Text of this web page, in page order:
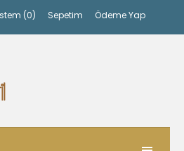
(0) Sepetim Ödeme Yap